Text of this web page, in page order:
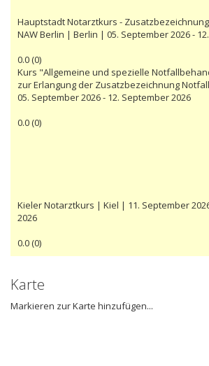
Hauptstadt Notarztkurs -
NAW Berlin | Berlin | 05. September 2026 -
0.0(0)
Kurs "Allgemeine und spezielle
zur Erlangung der Zusatzbezeichnung
05. September 2026 - 12. September 2026
0.0(0)
Kieler Notarztkurs | Kiel | 11. September
2026
0.0(0)
Karte
Markieren zur Karte hinzufügen...